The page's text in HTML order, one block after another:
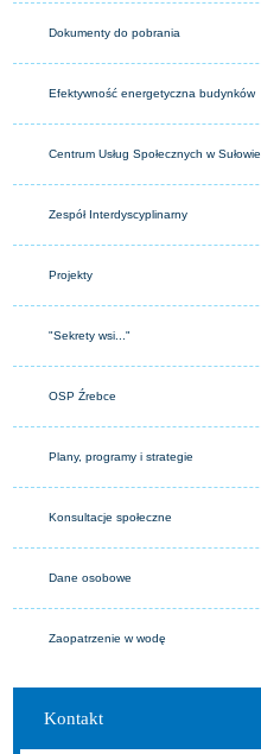
Dokumenty do pobrania
Efektywność energetyczna budynków
Centrum Usług Społecznych w Sułowie
Zespół Interdyscyplinarny
Projekty
"Sekrety wsi..."
OSP Źrebce
Plany, programy i strategie
Konsultacje społeczne
Dane osobowe
Zaopatrzenie w wodę
Kontakt